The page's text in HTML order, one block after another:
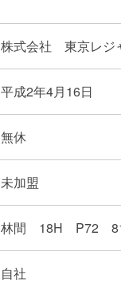
株式会社 東京レジ
平成2年4月16日
無休
未加盟
林間 18H P72
自社